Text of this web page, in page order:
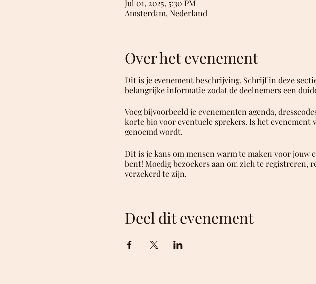
Jul 01, 2025, 5:30 PM
Amsterdam, Nederland
Over het evenement
Dit is je evenement beschrijving. Schrijf in deze
belangrijke informatie zodat de deelnemers een
Voeg bijvoorbeeld je evenementen agenda,
korte bio voor eventuele sprekers. Is het
genoemd wordt.
Dit is je kans om mensen warm te maken voor jouw
bent! Moedig bezoekers aan om zich te registreren,
verzekerd te zijn.
Deel dit evenement